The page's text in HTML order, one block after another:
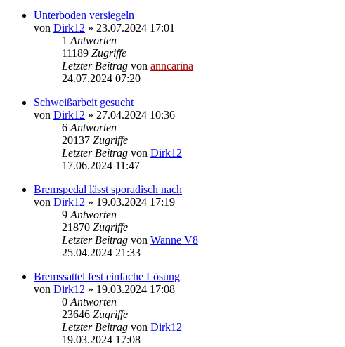
Unterboden versiegeln
von Dirk12 » 23.07.2024 17:01
1 Antworten
11189 Zugriffe
Letzter Beitrag von anncarina
24.07.2024 07:20
Schweißarbeit gesucht
von Dirk12 » 27.04.2024 10:36
6 Antworten
20137 Zugriffe
Letzter Beitrag von Dirk12
17.06.2024 11:47
Bremspedal lässt sporadisch nach
von Dirk12 » 19.03.2024 17:19
9 Antworten
21870 Zugriffe
Letzter Beitrag von Wanne V8
25.04.2024 21:33
Bremssattel fest einfache Lösung
von Dirk12 » 19.03.2024 17:08
0 Antworten
23646 Zugriffe
Letzter Beitrag von Dirk12
19.03.2024 17:08